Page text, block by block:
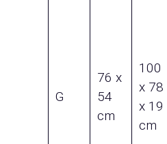
G
76 x
54
cm
100
x 78
x 19
cm